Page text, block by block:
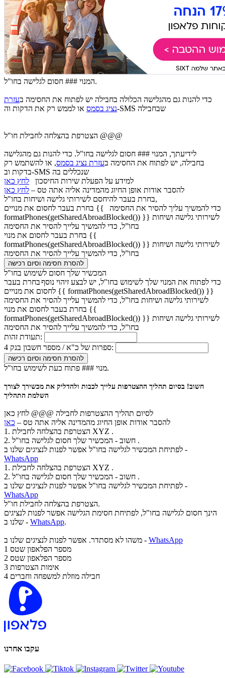
המנוי ### חסום לגלישה בחו"ל.
כדי להנות גם מהגלישה הכלולה בחבילה יש לפתוח את החסימה בעזרת
נציג בסמס
או לממש רק את הדקות וה-SMS שבחבילה
הצטרפת בהצלחה לחבילת חו"ל @@@
לידיעתך, המנוי ### חסום לגלישה בחו"ל. כדי להנות גם מהגלישה
בחבילה, יש לפתוח את החסימה בעזרת נציג בסמס, או להשתמש רק
בדקות וב-SMS שנכללים בה
למידע על הפעלת שירות החיסכון לחץ כאן
להסבר אודות אופן החיוג מהמדינה אליה אתה טס – לחץ כאן
בחרת בעבר להיחסם לשירותי גלישה ושיחות בחו"ל,
כדי להמשיך עליך להסיר את החסימה
בחרת בעבר לחסום את מנויים {{
formatPhones(getSharedAbroadBlocked()) }} לשירותי גלישה ושיחות
בחו”ל, כדי להמשיך עלייך להסיר את החסימה
בחרת בעבר לחסום את מנוי {{
formatPhones(getSharedAbroadBlocked()) }} לשירותי גלישה ושיחות
בחו”ל, כדי להמשיך עלייך להסיר את החסימה
להסרת חסימה וסיום רכישה
המכשיר שלך חסום לשימוש בחו"ל
כדי לפתוח את המנוי שלך לשימוש בחו"ל, יש לבצע זיהוי נוסףבחרת בעבר
לחסום את מנויים {{ formatPhones(getSharedAbroadBlocked()) }}
לשירותי גלישה ושיחות בחו”ל, כדי להמשיך עלייך להסיר את החסימה
בחרת בעבר לחסום את מנוי {{
formatPhones(getSharedAbroadBlocked()) }} לשירותי גלישה ושיחות
בחו”ל, כדי להמשיך עלייך להסיר את החסימה
תעודת זהות:
4 ספרות של כ"א / מספר חשבון בנק:
להסרת חסימה וסיום רכישה
מנוי ### פתוח כעת לשימוש בחו"ל.
חשוב! בסיום תהליך ההצטרפות עלייך לכבות ולהדליק את מכשירך לצורך
השלמת התהליך
לסיום תהליך ההצטרפות לחבילה @@@ לחץ כאן
להסבר אודות אופן החיוג מהמדינה אליה אתה טס – כאן
1. הצטרפת בהצלחה לחבילת XYZ .
2. חשוב - המכשיר שלך חסום לגלישה בחו"ל .
לפתיחת המכשיר לגלישה בחו"ל אפשר לפנות לנציגים שלנו ב -
WhatsApp
1. הצטרפת בהצלחה לחבילת XYZ .
2. חשוב - המכשיר שלך חסום לגלישה בחו"ל .
לפתיחת המכשיר לגלישה בחו"ל אפשר לפנות לנציגים שלנו ב -
WhatsApp
הצטרפת בהצלחה לחבילת חו"ל.
הינך חסום לגלישה בחו"ל, לפתיחת חסימת הגלישה אפשר לפנות לנציגים
שלנו ב - WhatsApp.
משהו לא מסתדר. אפשר לפנות לנציגים שלנו ב - WhatsApp
1 מספר הפלאפון שטס
2 מספר הפלאפון שטס
3 אימות הצטרפות
4 חבילה מוזלת למשפחה וחברים
עקבו אחרנו